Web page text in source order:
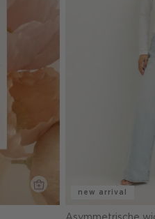
new arrival